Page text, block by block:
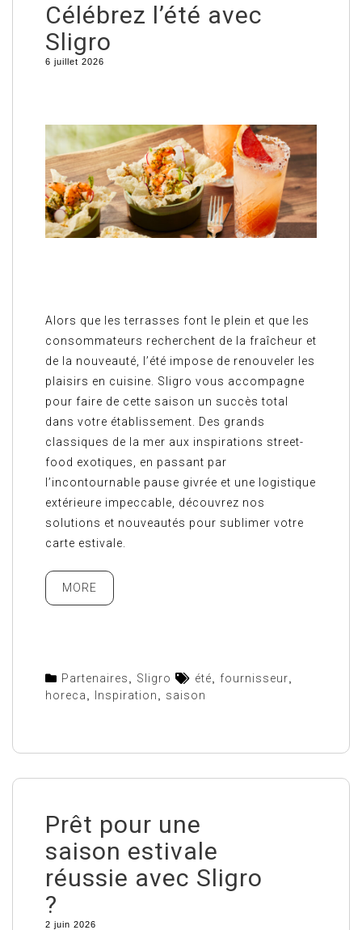
Célébrez l’été avec
Sligro
6 juillet 2026
Alors que les terrasses font le plein et que les
consommateurs recherchent de la fraîcheur et
de la nouveauté, l’été impose de renouveler les
plaisirs en cuisine. Sligro vous accompagne
pour faire de cette saison un succès total
dans votre établissement. Des grands
classiques de la mer aux inspirations street-
food exotiques, en passant par
l’incontournable pause givrée et une logistique
extérieure impeccable, découvrez nos
solutions et nouveautés pour sublimer votre
carte estivale.
MORE
Partenaires Sligro été fournisseur
horeca
Inspiration saison
Prêt pour une
saison estivale
réussie avec Sligro
?
2 juin 2026